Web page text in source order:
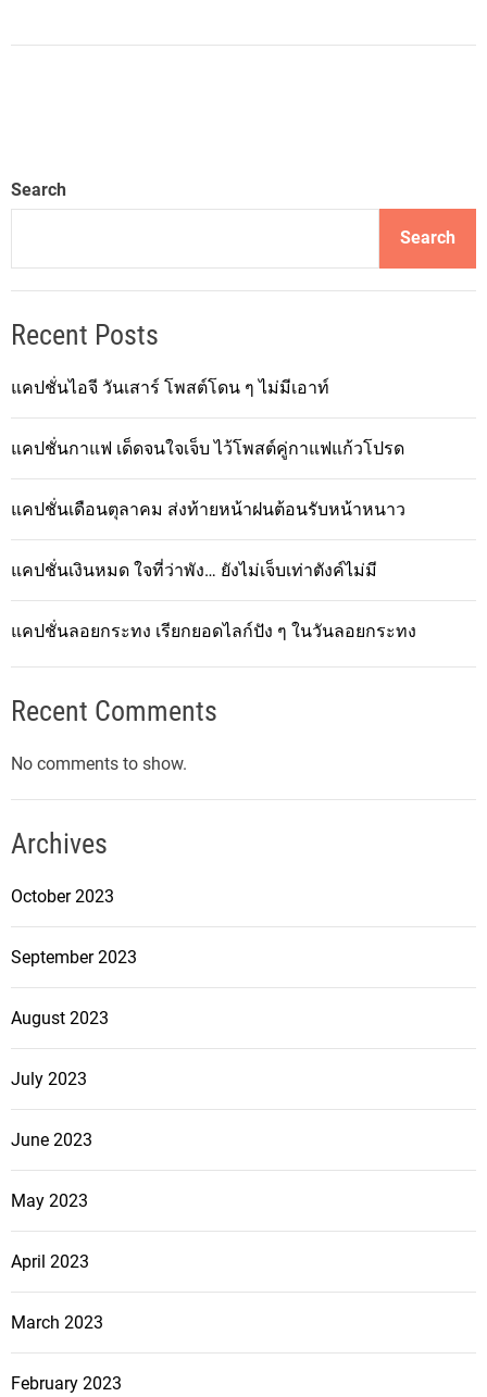
Search
Search
Recent Posts
แคปชั่นไอจี วันเสาร์ โพสต์โดน ๆ ไม่มีเอาท์
แคปชั่นกาแฟ เด็ดจนใจเจ็บ ไว้โพสต์คู่กาแฟแก้วโปรด
แคปชั่นเดือนตุลาคม ส่งท้ายหน้าฝนต้อนรับหน้าหนาว
แคปชั่นเงินหมด ใจที่ว่าพัง… ยังไม่เจ็บเท่าตังค์ไม่มี
แคปชั่นลอยกระทง เรียกยอดไลก์ปัง ๆ ในวันลอยกระทง
Recent Comments
No comments to show.
Archives
October 2023
September 2023
August 2023
July 2023
June 2023
May 2023
April 2023
March 2023
February 2023